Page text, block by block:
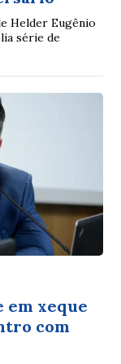
Helder Eugênio
série de
em xeque
com